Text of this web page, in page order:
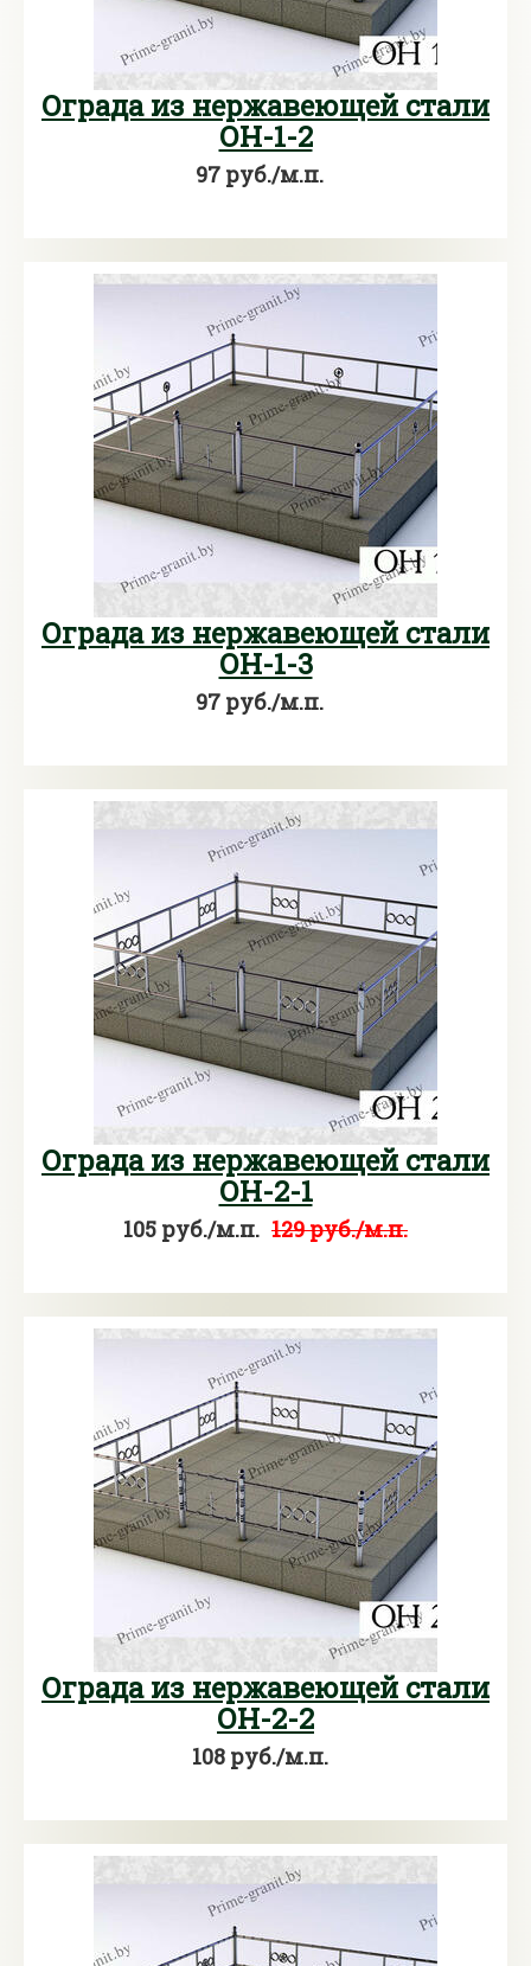
Ограда из нержавеющей стали
ОН-1-2
97 руб./м.п.
Ограда из нержавеющей стали
ОН-1-3
97 руб./м.п.
Ограда из нержавеющей стали
ОН-2-1
105 руб./м.п. 129 руб./м.п.
Ограда из нержавеющей стали
ОН-2-2
108 руб./м.п.